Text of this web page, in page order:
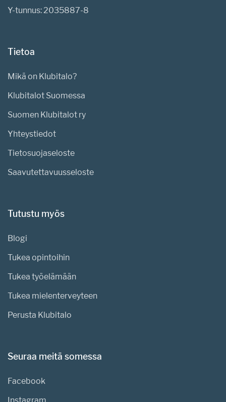
Y-tunnus: 2035887-8
Tietoa
Mikä on Klubitalo?
Klubitalot Suomessa
Suomen Klubitalot ry
Yhteystiedot
Tietosuojaseloste
Saavutettavuusseloste
Tutustu myös
Blogi
Tukea opintoihin
Tukea työelämään
Tukea mielenterveyteen
Perusta Klubitalo
Seuraa meitä somessa
Facebook